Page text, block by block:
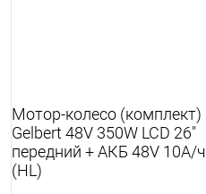
Мотор-колесо (комплект)
Gelbert 48V 350W LCD 26"
передний + АКБ 48V 10А/ч
(HL)